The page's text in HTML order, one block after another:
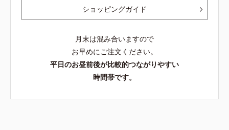
ショッピングガイド
月末は混み合いますので
お早めにご注文ください。
平日のお昼前後が比較的つながりやすい
時間帯です。